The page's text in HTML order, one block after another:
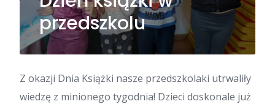
przedszkolu
Z okazji Dnia Książki nasze przedszkolaki utrwaliły
wiedzę z minionego tygodnia! Dzieci doskonale już